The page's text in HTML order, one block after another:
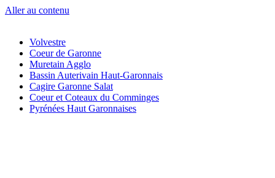
Aller au contenu
Volvestre
Coeur de Garonne
Muretain Agglo
Bassin Auterivain Haut-Garonnais
Cagire Garonne Salat
Coeur et Coteaux du Comminges
Pyrénées Haut Garonnaises